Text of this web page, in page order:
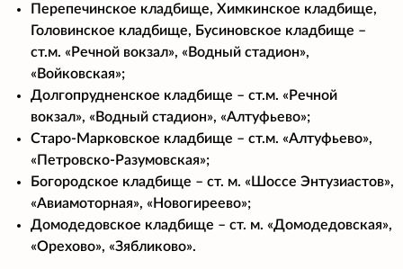
Перепечинское кладбище, Химкинское кладбище,
Головинское кладбище, Бусиновское кладбище –
ст.м. «Речной вокзал», «Водный стадион»,
«Войковская»;
Долгопрудненское кладбище – ст.м. «Речной
вокзал», «Водный стадион», «Алтуфьево»;
Старо-Марковское кладбище – ст.м. «Алтуфьево»,
«Петровско-Разумовская»;
Богородское кладбище – ст. м. «Шоссе Энтузиастов»,
«Авиамоторная», «Новогиреево»;
Домодедовское кладбище – ст. м. «Домодедовская»,
«Орехово», «Зябликово».